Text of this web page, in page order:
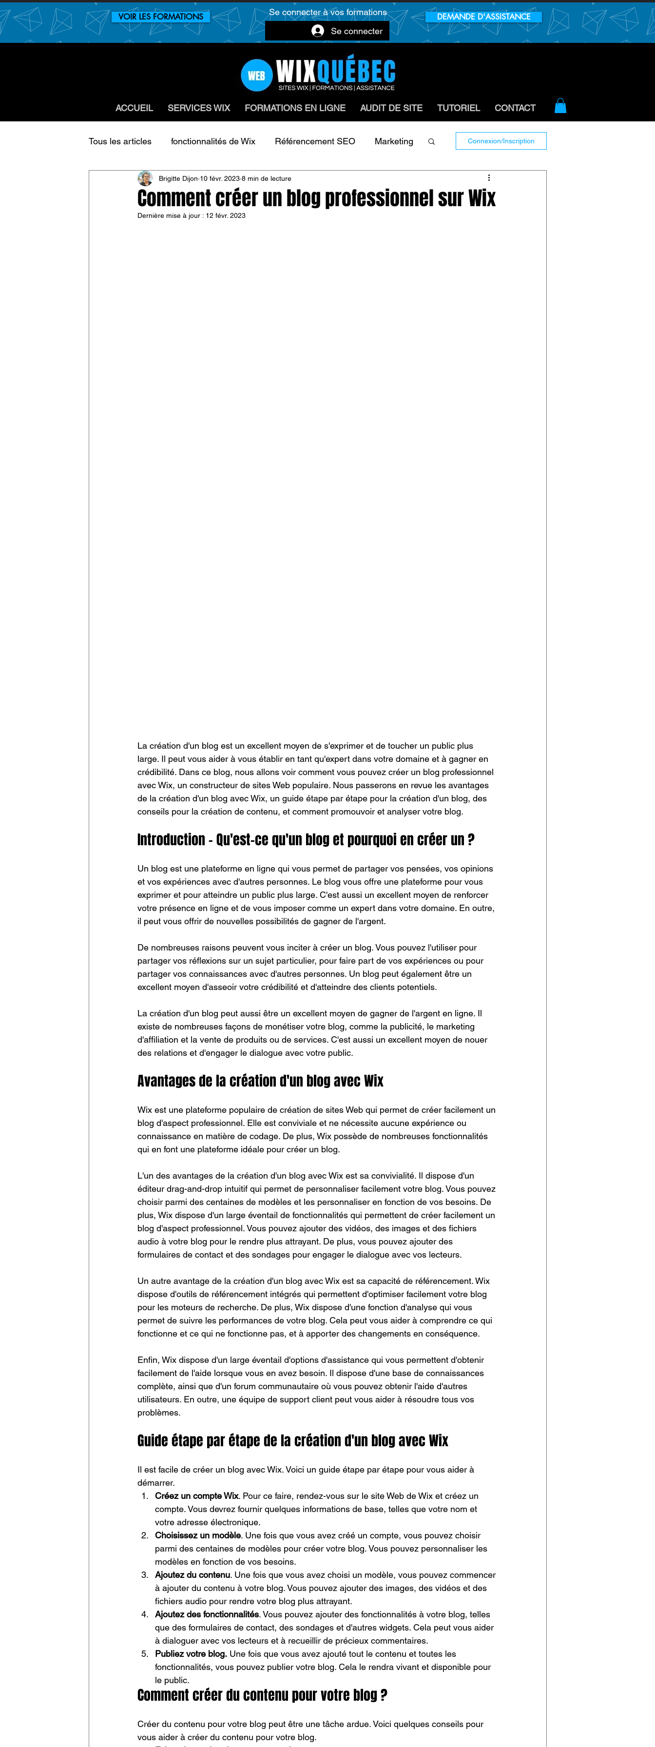
VOIR LES FORMATIONS
Se connecter à vos formations
Se connecter
DEMANDE D'ASSISTANCE
ACCUEIL SERVICES WIX FORMATIONS EN LIGNE AUDIT DE SITE TUTORIEL CONTACT
Tous les articles fonctionnalités de Wix Référencement SEO Marketing
Développement Conseils Web Métier
Connexion/Inscription
Comment créer un blog professionnel sur Wix
Brigitte Dijon 10 févr. 2023 8 min de lecture
Dernière mise à jour : 12 févr. 2023
La création d'un blog est un excellent moyen de s'exprimer et de toucher un public plus
large. Il peut vous aider à vous établir en tant qu'expert dans votre domaine et à gagner en
crédibilité. Dans ce blog, nous allons voir comment vous pouvez créer un blog professionnel
avec Wix, un constructeur de sites Web populaire. Nous passerons en revue les avantages
de la création d'un blog avec Wix, un guide étape par étape pour la création d'un blog, des
conseils pour la création de contenu, et comment promouvoir et analyser votre blog.
Introduction - Qu'est-ce qu'un blog et pourquoi en créer un ?
Un blog est une plateforme en ligne qui vous permet de partager vos pensées, vos opinions
et vos expériences avec d'autres personnes. Le blog vous offre une plateforme pour vous
exprimer et pour atteindre un public plus large. C'est aussi un excellent moyen de renforcer
votre présence en ligne et de vous imposer comme un expert dans votre domaine. En outre,
il peut vous offrir de nouvelles possibilités de gagner de l'argent.
De nombreuses raisons peuvent vous inciter à créer un blog. Vous pouvez l'utiliser pour
partager vos réflexions sur un sujet particulier, pour faire part de vos expériences ou pour
partager vos connaissances avec d'autres personnes. Un blog peut également être un
excellent moyen d'asseoir votre crédibilité et d'atteindre des clients potentiels.
La création d'un blog peut aussi être un excellent moyen de gagner de l'argent en ligne. Il
existe de nombreuses façons de monétiser votre blog, comme la publicité, le marketing
d'affiliation et la vente de produits ou de services. C'est aussi un excellent moyen de nouer
des relations et d'engager le dialogue avec votre public.
Avantages de la création d'un blog avec Wix
Wix est une plateforme populaire de création de sites Web qui permet de créer facilement un
blog d'aspect professionnel. Elle est conviviale et ne nécessite aucune expérience ou
connaissance en matière de codage. De plus, Wix possède de nombreuses fonctionnalités
qui en font une plateforme idéale pour créer un blog.
L'un des avantages de la création d'un blog avec Wix est sa convivialité. Il dispose d'un
éditeur drag-and-drop intuitif qui permet de personnaliser facilement votre blog. Vous pouvez
choisir parmi des centaines de modèles et les personnaliser en fonction de vos besoins. De
plus, Wix dispose d'un large éventail de fonctionnalités qui permettent de créer facilement un
blog d'aspect professionnel. Vous pouvez ajouter des vidéos, des images et des fichiers
audio à votre blog pour le rendre plus attrayant. De plus, vous pouvez ajouter des
formulaires de contact et des sondages pour engager le dialogue avec vos lecteurs.
Un autre avantage de la création d'un blog avec Wix est sa capacité de référencement. Wix
dispose d'outils de référencement intégrés qui permettent d'optimiser facilement votre blog
pour les moteurs de recherche. De plus, Wix dispose d'une fonction d'analyse qui vous
permet de suivre les performances de votre blog. Cela peut vous aider à comprendre ce qui
fonctionne et ce qui ne fonctionne pas, et à apporter des changements en conséquence.
Enfin, Wix dispose d'un large éventail d'options d'assistance qui vous permettent d'obtenir
facilement de l'aide lorsque vous en avez besoin. Il dispose d'une base de connaissances
complète, ainsi que d'un forum communautaire où vous pouvez obtenir l'aide d'autres
utilisateurs. En outre, une équipe de support client peut vous aider à résoudre tous vos
problèmes.
Guide étape par étape de la création d'un blog avec Wix
Il est facile de créer un blog avec Wix. Voici un guide étape par étape pour vous aider à
démarrer.
Créez un compte Wix. Pour ce faire, rendez-vous sur le site Web de Wix et créez un
compte. Vous devrez fournir quelques informations de base, telles que votre nom et
votre adresse électronique.
Choisissez un modèle. Une fois que vous avez créé un compte, vous pouvez choisir
parmi des centaines de modèles pour créer votre blog. Vous pouvez personnaliser les
modèles en fonction de vos besoins.
Ajoutez du contenu. Une fois que vous avez choisi un modèle, vous pouvez commencer
à ajouter du contenu à votre blog. Vous pouvez ajouter des images, des vidéos et des
fichiers audio pour rendre votre blog plus attrayant.
Ajoutez des fonctionnalités. Vous pouvez ajouter des fonctionnalités à votre blog, telles
que des formulaires de contact, des sondages et d'autres widgets. Cela peut vous aider
à dialoguer avec vos lecteurs et à recueillir de précieux commentaires.
Publiez votre blog. Une fois que vous avez ajouté tout le contenu et toutes les
fonctionnalités, vous pouvez publier votre blog. Cela le rendra vivant et disponible pour
le public.
Comment créer du contenu pour votre blog ?
Créer du contenu pour votre blog peut être une tâche ardue. Voici quelques conseils pour
vous aider à créer du contenu pour votre blog.